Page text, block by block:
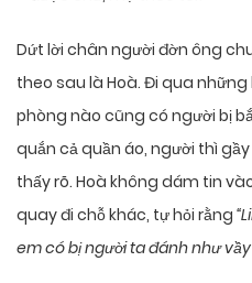
Dứt lời chân người đờn ông
theo sau là Hoà. Đi qua
phòng nào cũng có người bị
quắn cả quần áo, người thì
thấy rõ. Hoà không dám tin
quay đi chỗ khác, tự hỏi rằng
em có bị người ta đánh như vầy